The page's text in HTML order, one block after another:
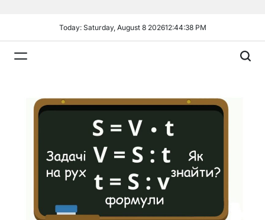
Today: Saturday, August 8 202612:44:39 PM